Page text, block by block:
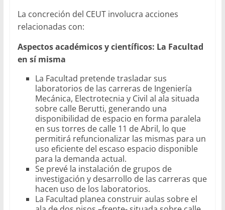
La concreción del CEUT involucra acciones
relacionadas con:
Aspectos académicos y científicos: La Facultad
en sí misma
La Facultad pretende trasladar sus
laboratorios de las carreras de Ingeniería
Mecánica, Electrotecnia y Civil al ala situada
sobre calle Berutti, generando una
disponibilidad de espacio en forma paralela
en sus torres de calle 11 de Abril, lo que
permitirá refuncionalizar las mismas para un
uso eficiente del escaso espacio disponible
para la demanda actual.
Se prevé la instalación de grupos de
investigación y desarrollo de las carreras que
hacen uso de los laboratorios.
La Facultad planea construir aulas sobre el